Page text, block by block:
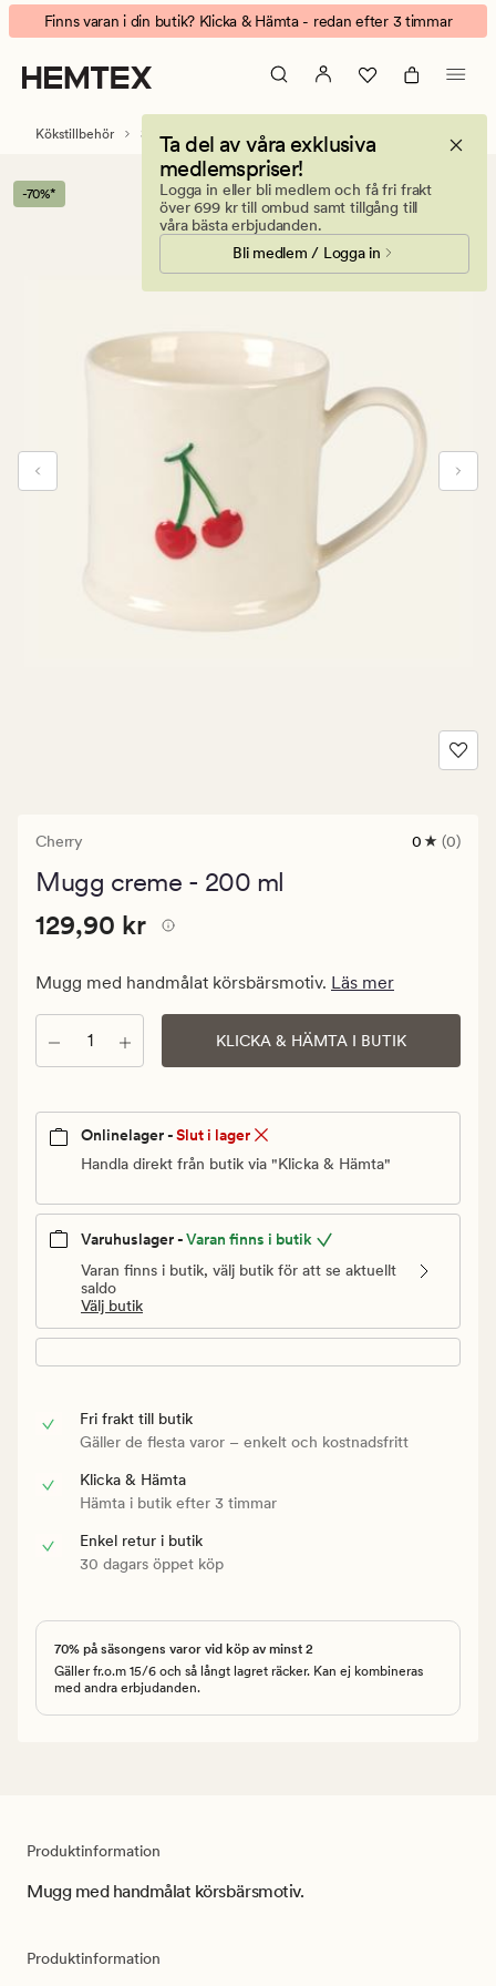
Cherry
mugg
creme
Animerad
banner.
Klicka
på
att
pausa.
Finns varan i din butik? Klicka & Hämta - redan efter 3 timmar
Ta del av våra exklusiva
medlemspriser!
Logga in eller bli medlem och få fri frakt
över 699 kr till ombud samt tillgång till
våra bästa erbjudanden.
Bli medlem / Logga in
Kökstillbehör Servis Muggar och koppar
-70%*
Cherry
0
0 (0)
Mugg creme - 200 ml
Pris
129,90
Ordinarie
pris
129,90
Pris 129,90 kr
129,90 kr
Mugg med handmålat körsbärsmotiv. Läs mer
Antal KLICKA & HÄMTA I BUTIK
Onlinelager -Slut i lager
Handla direkt från butik via "Klicka & Hämta"
Varuhuslager -Varan finns i butik
Varan finns i butik, välj butik för att se aktuellt
saldo
Välj butik
Fri frakt till butik
Gäller de flesta varor – enkelt och kostnadsfritt
Klicka & Hämta
Hämta i butik efter 3 timmar
Enkel retur i butik
30 dagars öppet köp
70% på säsongens varor vid köp av minst 2
Gäller fr.o.m 15/6 och så långt lagret räcker. Kan ej kombineras
med andra erbjudanden.
Produktinformation
Mugg med handmålat körsbärsmotiv.
Produktinformation